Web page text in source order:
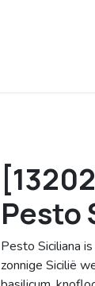
Pesto
Pesto Siciliana
zonnige Sicilië